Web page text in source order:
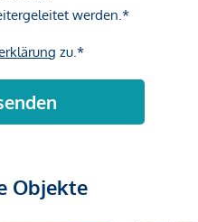
Objekte